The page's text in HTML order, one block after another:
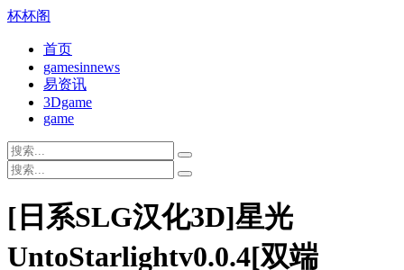
杯杯阁
首页
gamesinnews
易资讯
3Dgame
game
[日系SLG汉化3D]星光
UntoStarlightv0.0.4[双端